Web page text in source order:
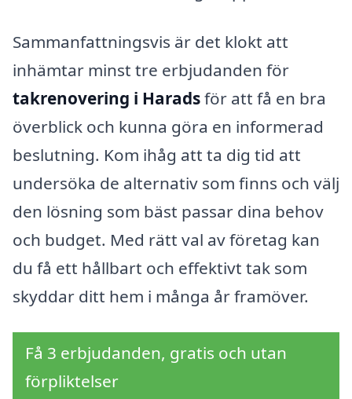
Sammanfattningsvis är det klokt att
inhämtar minst tre erbjudanden för
takrenovering i Haradsför att få en bra
överblick och kunna göra en informerad
beslutning. Kom ihåg att ta dig tid att
undersöka de alternativ som finns och välj
den lösning som bäst passar dina behov
och budget. Med rätt val av företag kan
du få ett hållbart och effektivt tak som
skyddar ditt hem i många år framöver.
Få 3 erbjudanden, gratis och utan
förpliktelser